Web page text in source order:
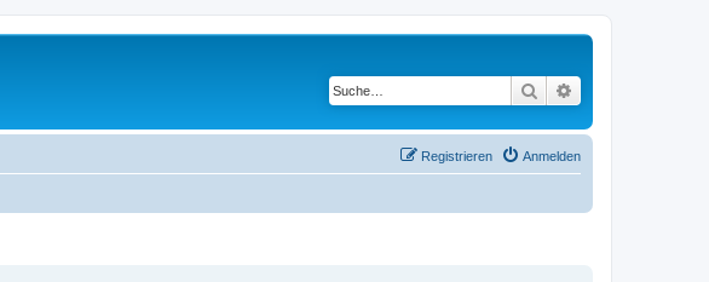
Suche
Anmelden
Registrieren